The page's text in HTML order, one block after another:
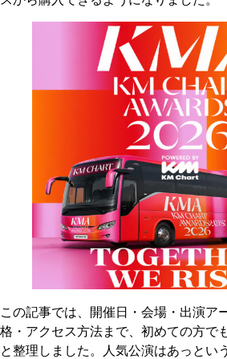
この記事では、開催日・会場・出演ア
格・アクセス方法まで、初めての方で
と整理しました。人気公演はあっとい